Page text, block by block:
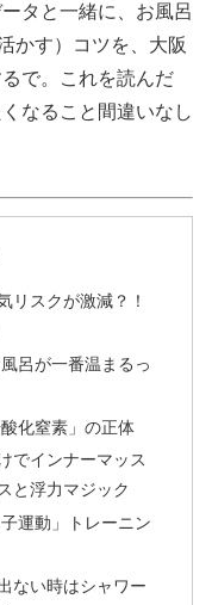
タと一緒に、お風呂
かす）コツを、大阪
で。これを読んだ
なること間違いなし
リスクが激減？！
呂が一番温まるっ
化窒素」の正体
でインナーマッス
と浮力マジック
運動」トレーニン
ない時はシャワー